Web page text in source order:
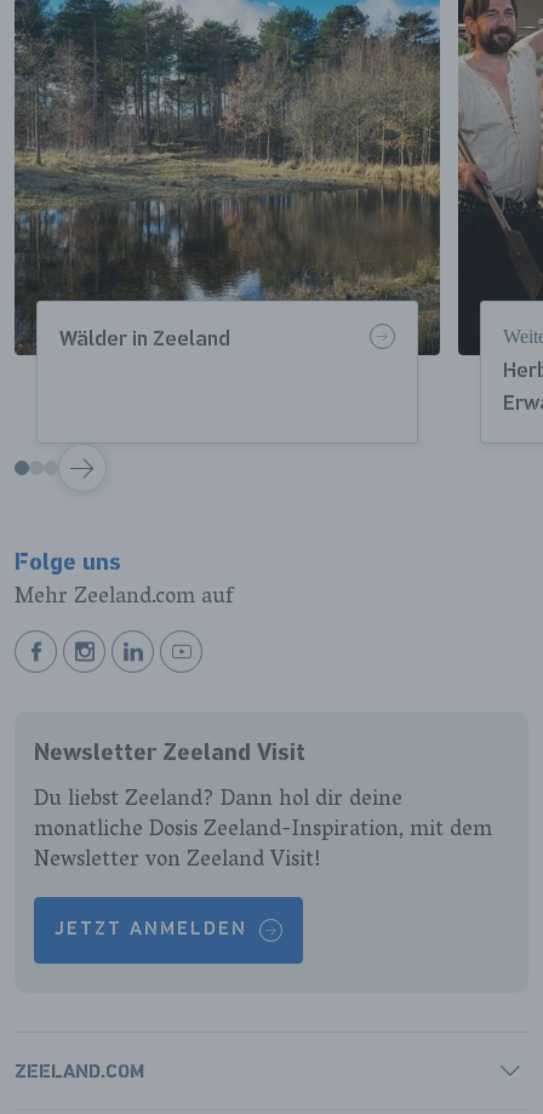
Wälder in Zeeland
VOLGENDE
Folge uns
Mehr Zeeland.com auf
BEKIJK
PAGINA
BEKIJK
PAGINA
BEKIJK
PAGINA
BEKIJK
PAGINA
Newsletter Zeeland Visit
Du liebst Zeeland? Dann hol dir deine
monatliche Dosis Zeeland-Inspiration, mit dem
Newsletter von Zeeland Visit!
JETZT ANMELDEN
ZEELAND.COM